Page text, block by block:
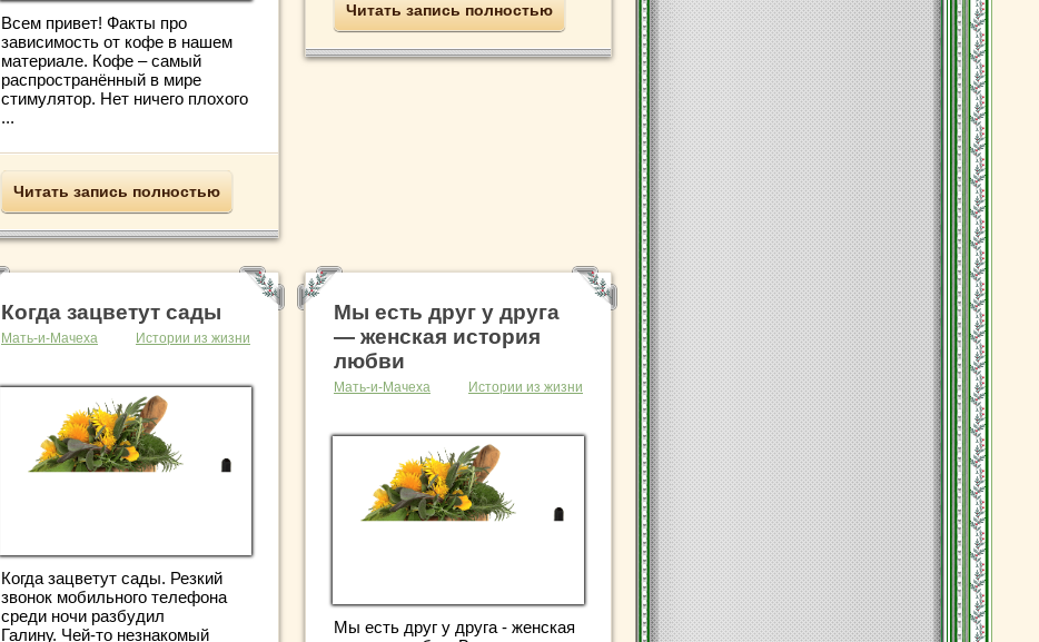
Всем привет! Факты про
зависимость от кофе в нашем
материале. Кофе – самый
распространённый в мире
стимулятор. Нет ничего плохого
...
Читать запись полностью
Читать запись полностью
Когда зацветут сады
Мать-и-Мачеха Истории из жизни
Когда зацветут сады. Резкий
звонок мобильного телефона
среди ночи разбудил
Галину. Чей-то незнакомый
Мы есть друг у друга
— женская история
любви
Мать-и-Мачеха Истории из жизни
Мы есть друг у друга - женская